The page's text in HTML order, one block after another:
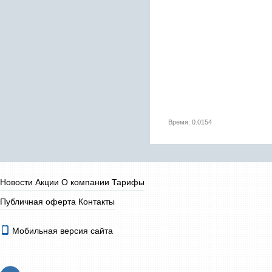
Время: 0.0154
Новости Акции О компании Тарифы
Публичная оферта Контакты
Мобильная версия сайта